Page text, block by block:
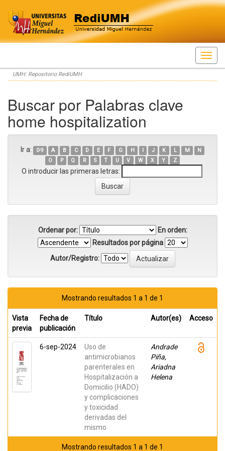
Skip
navigation
UMH: Repositorio RediUMH
Buscar por Palabras clave
home hospitalization
Ir a: 0-9 A B C D E F G H I J K L M
N
O
P Q R S T U V W X Y Z
O introducir las primeras letras:
Ordenar por:
En orden:
Resultados por página
Autor/Registro:
Mostrando resultados 1 a 1 de 1
Vista
previa
Fecha de
publicación
Título Autor(es) Acceso
6-sep-2024
Uso de
antimicrobianos
parenterales en
Hospitalización a
Domicilio (HADO)
y complicaciones
y toxicidad
derivadas del
mismo
Andrade
Piña,
Ariadna
Helena
Mostrando resultados 1 a 1 de 1